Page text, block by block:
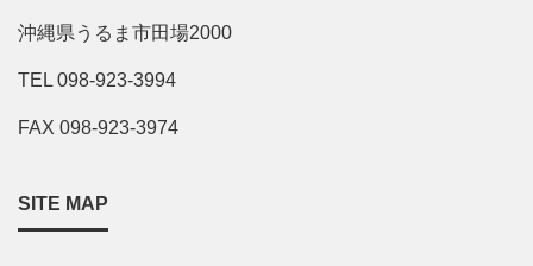
沖縄県うるま市田場2000
TEL 098-923-3994
FAX 098-923-3974
SITE MAP